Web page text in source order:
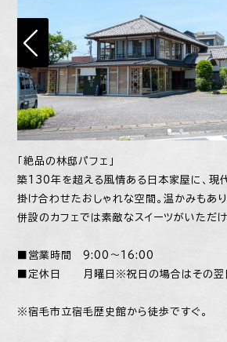
「絶品の林邸パフェ」
築130年を超える風情ある日本家屋に、現
掛け合わせたおしゃれな空間。温かみもあり
併設のカフェでは素敵なスイーツがいただけ
■営業時間 9:00～16:00
■定休日 月曜日※祝日の場合はその翌
※宿毛市立宿毛歴史館から徒歩ですぐ。